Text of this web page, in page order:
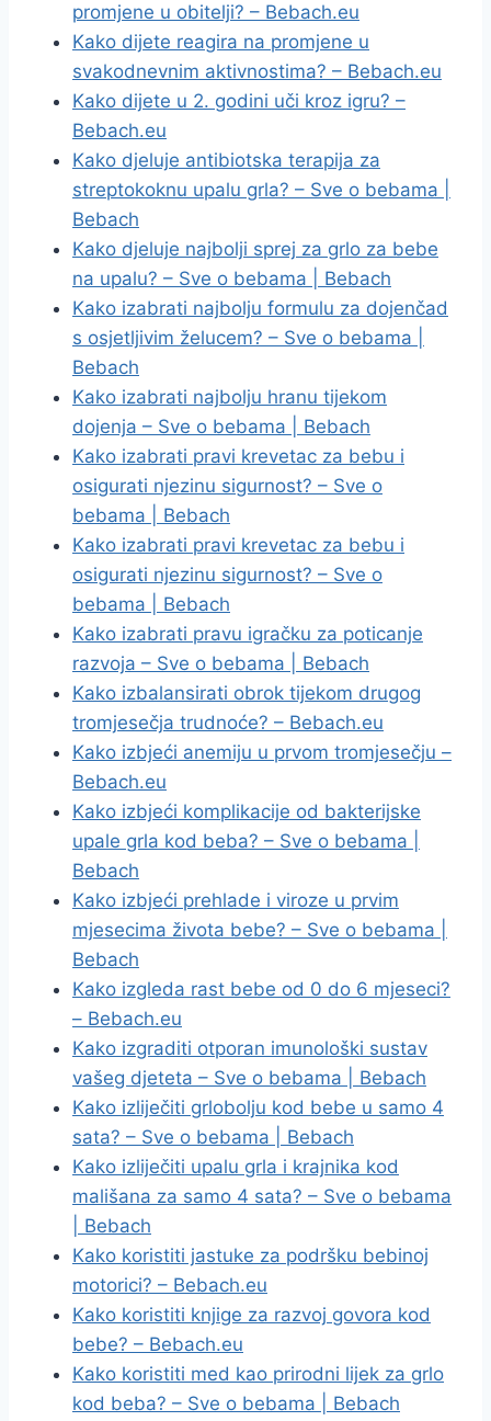
promjene u obitelji? – Bebach.eu
Kako dijete reagira na promjene u
svakodnevnim aktivnostima? – Bebach.eu
Kako dijete u 2. godini uči kroz igru? –
Bebach.eu
Kako djeluje antibiotska terapija za
streptokoknu upalu grla? – Sve o bebama |
Bebach
Kako djeluje najbolji sprej za grlo za bebe
na upalu? – Sve o bebama | Bebach
Kako izabrati najbolju formulu za dojenčad
s osjetljivim želucem? – Sve o bebama |
Bebach
Kako izabrati najbolju hranu tijekom
dojenja – Sve o bebama | Bebach
Kako izabrati pravi krevetac za bebu i
osigurati njezinu sigurnost? – Sve o
bebama | Bebach
Kako izabrati pravi krevetac za bebu i
osigurati njezinu sigurnost? – Sve o
bebama | Bebach
Kako izabrati pravu igračku za poticanje
razvoja – Sve o bebama | Bebach
Kako izbalansirati obrok tijekom drugog
tromjesečja trudnoće? – Bebach.eu
Kako izbjeći anemiju u prvom tromjesečju –
Bebach.eu
Kako izbjeći komplikacije od bakterijske
upale grla kod beba? – Sve o bebama |
Bebach
Kako izbjeći prehlade i viroze u prvim
mjesecima života bebe? – Sve o bebama |
Bebach
Kako izgleda rast bebe od 0 do 6 mjeseci?
– Bebach.eu
Kako izgraditi otporan imunološki sustav
vašeg djeteta – Sve o bebama | Bebach
Kako izliječiti grlobolju kod bebe u samo 4
sata? – Sve o bebama | Bebach
Kako izliječiti upalu grla i krajnika kod
mališana za samo 4 sata? – Sve o bebama
| Bebach
Kako koristiti jastuke za podršku bebinoj
motorici? – Bebach.eu
Kako koristiti knjige za razvoj govora kod
bebe? – Bebach.eu
Kako koristiti med kao prirodni lijek za grlo
kod beba? – Sve o bebama | Bebach